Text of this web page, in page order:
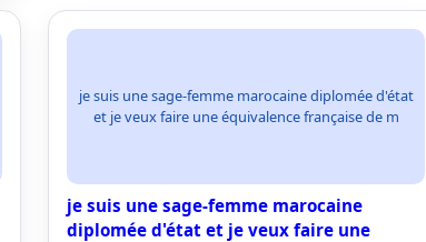
je suis une sage-femme marocaine diplomée d'état
et je veux faire une équivalence française de m
je suis une sage-femme marocaine
diplomée d'état et je veux faire une